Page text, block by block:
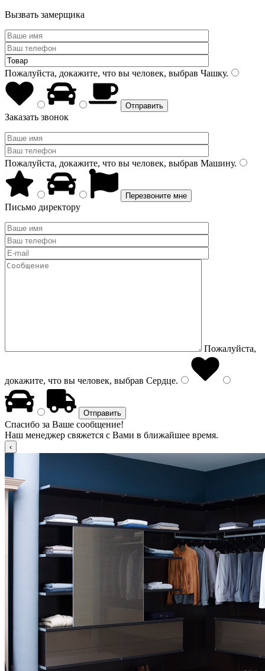
Вызвать замерщика
Пожалуйста, докажите, что вы человек, выбрав Чашку.
Заказать звонок
Пожалуйста, докажите, что вы человек, выбрав Машину.
Письмо директору
Пожалуйста,
докажите, что вы человек, выбрав Сердце.
Спасибо за Ваше сообщение!
Наш менеджер свяжется с Вами в ближайшее время.